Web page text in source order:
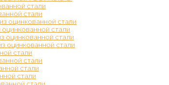
стали
стали
оцинкованной стали
стали
оцинкованной стали
оцинкованной стали
стали
стали
стали
стали